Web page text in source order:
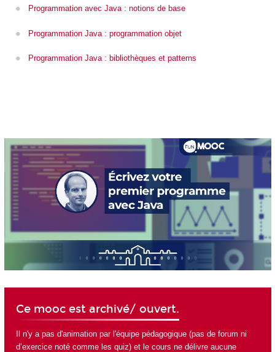
Programmation avec Java : notions de base
Programmation Java : programmation objet
Programmation Java : bibliothèques et patterns
Ce mooc est archivé/ ouvert.
Il n'y a pas d'animation par l'équipe pédagogique (pas de forum ni
d’exercice noté comme les quiz) et le cours ne délivre aucune